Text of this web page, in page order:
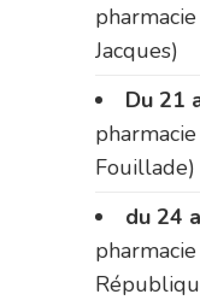
Jacques)
Du 21
Fouillade)
du 24